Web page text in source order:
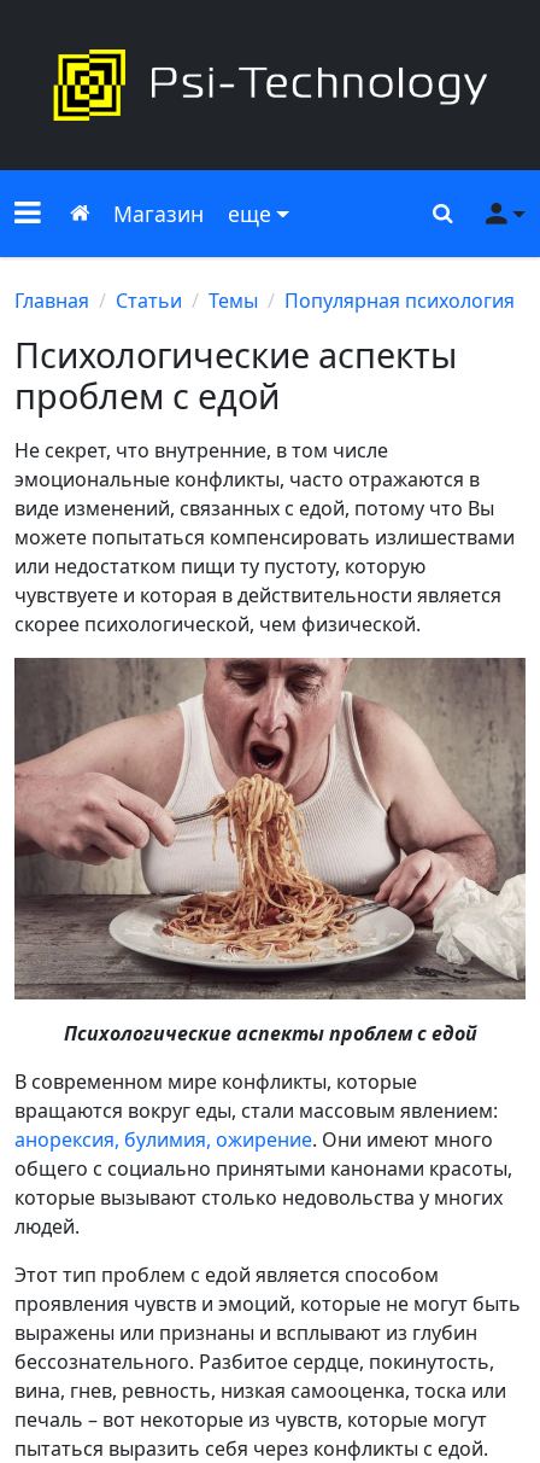
Меню сайта
Главная
Магазин еще Поиск
Главная Статьи Темы Популярная психология
Психологические аспекты
проблем с едой
Не секрет, что внутренние, в том числе
эмоциональные конфликты, часто отражаются в
виде изменений, связанных с едой, потому что Вы
можете попытаться компенсировать излишествами
или недостатком пищи ту пустоту, которую
чувствуете и которая в действительности является
скорее психологической, чем физической.
Психологические аспекты проблем с едой
В современном мире конфликты, которые
вращаются вокруг еды, стали массовым явлением:
анорексия, булимия, ожирение. Они имеют много
общего с социально принятыми канонами красоты,
которые вызывают столько недовольства у многих
людей.
Этот тип проблем с едой является способом
проявления чувств и эмоций, которые не могут быть
выражены или признаны и всплывают из глубин
бессознательного. Разбитое сердце, покинутость,
вина, гнев, ревность, низкая самооценка, тоска или
печаль – вот некоторые из чувств, которые могут
пытаться выразить себя через конфликты с едой.